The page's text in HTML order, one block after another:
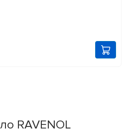
RAVENOL